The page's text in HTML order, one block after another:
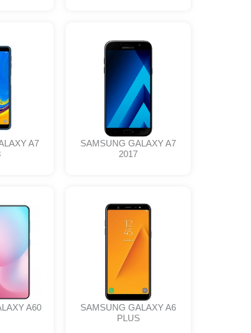
A7
SAMSUNG GALAXY A7
2017
A60
SAMSUNG GALAXY A6
PLUS